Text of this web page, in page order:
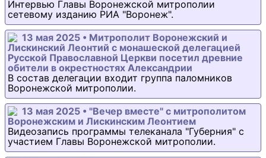
Интервью Главы Воронежской митрополии
сетевому изданию РИА "Воронеж".
13 мая 2025 • Митрополит Воронежский и
Лискинский Леонтий с монашеской делегацией
Русской Православной Церкви посетил древние
обители в окрестностях Александрии
В состав делегации входит группа паломников
Воронежской митрополии.
13 мая 2025 • "Вечер вместе" с митрополитом
Воронежским и Лискинским Леонтием
Видеозапись программы телеканала "Губерния" с
участием Главы Воронежской митрополии.